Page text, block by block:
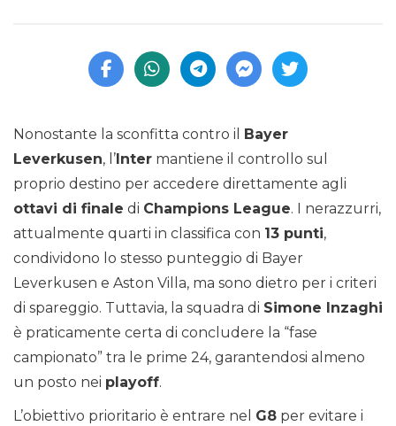
Nonostante la sconfitta contro il Bayer
Leverkusen, l’Inter mantiene il controllo sul
proprio destino per accedere direttamente agli
ottavi di finale di Champions League. I nerazzurri,
attualmente quarti in classifica con 13 punti,
condividono lo stesso punteggio di Bayer
Leverkusen e Aston Villa, ma sono dietro per i criteri
di spareggio. Tuttavia, la squadra di Simone Inzaghi
è praticamente certa di concludere la “fase
campionato” tra le prime 24, garantendosi almeno
un posto nei playoff.
L’obiettivo prioritario è entrare nel G8 per evitare i